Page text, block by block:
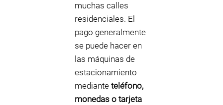
muchas calles
residenciales. El
pago generalmente
se puede hacer en
las máquinas de
estacionamiento
mediante teléfono,
monedas o tarjeta